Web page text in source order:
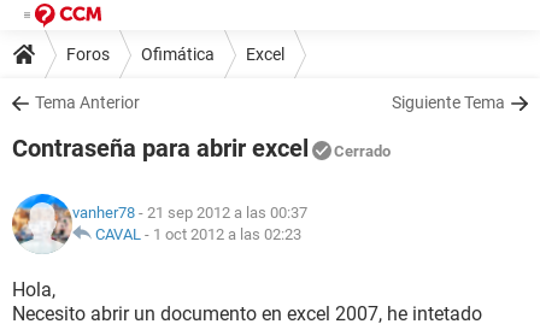
Foros Ofimática Excel
Tema Anterior Siguiente Tema
Contraseña para abrir excel Cerrado
vanher78 - 21 sep 2012 a las 00:37
CAVAL - 1 oct 2012 a las 02:23
Hola,
Necesito abrir un documento en excel 2007, he intetado